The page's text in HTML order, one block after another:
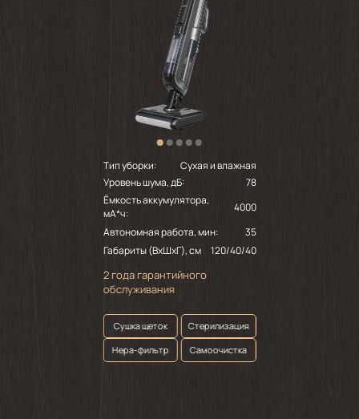
Тип уборки:
Сухая и влажная
Уровень шума, дБ:
78
Ёмкость аккумулятора,
мА*ч:
4000
Автономная работа, мин:
35
Габариты (ВхШхГ), см
120/40/40
2 года гарантийного
обслуживания
Сушка щеток
Стерилизация
Нepa-фильтр
Самоочистка